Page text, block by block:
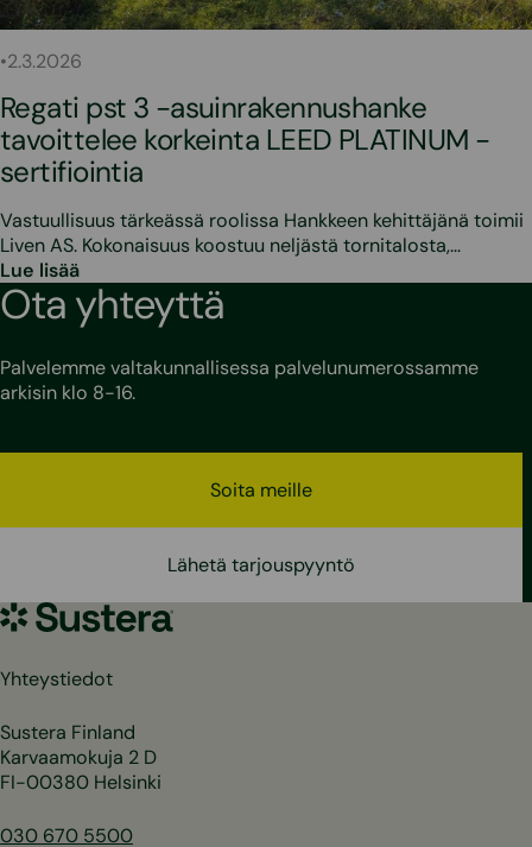
•2.3.2026
Regati pst 3 -asuinrakennushanke
tavoittelee korkeinta LEED PLATINUM -
sertifiointia
Vastuullisuus tärkeässä roolissa Hankkeen kehittäjänä toimii
Liven AS. Kokonaisuus koostuu neljästä tornitalosta,…
Lue lisää
Ota yhteyttä
Palvelemme valtakunnallisessa palvelunumerossamme
arkisin klo 8-16.
Soita meille
Lähetä tarjouspyyntö
Sustera
Yhteystiedot
Sustera Finland
Karvaamokuja 2 D
FI-00380 Helsinki
030 670 5500